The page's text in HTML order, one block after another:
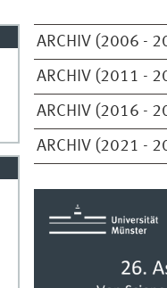
ARCHIV (2006 -
ARCHIV (2011 -
ARCHIV (2016 -
ARCHIV (2021 -